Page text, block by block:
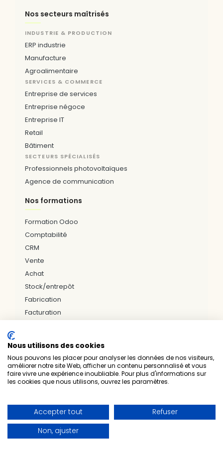
Nos secteurs maîtrisés
INDUSTRIE & PRODUCTION
ERP industrie
Manufacture
Agroalimentaire
SERVICES & COMMERCE
Entreprise de services
Entreprise négoce
Entreprise IT
Retail
Bâtiment
SECTEURS SPÉCIALISÉS
Professionnels photovoltaïques
Agence de communication
Nos formations
Formation Odoo
Comptabilité
CRM
Vente
Achat
Stock/entrepôt
Fabrication
Facturation
Nos bureaux & zones d'interventions
PARIS
NÎMES NANTES RENNES
BREST
SAINT-BRIEUC
LUXEMBOURG
Prelium — Experts techniques & métiers • Intégrateur
officiel Odoo • 1er partenaire Gold en France
Nous utilisons des cookies
Nous pouvons les placer pour analyser les données de nos visiteurs,
améliorer notre site Web, afficher un contenu personnalisé et vous
faire vivre une expérience inoubliable. Pour plus d'informations sur
les cookies que nous utilisons, ouvrez les paramètres.
Accepter tout
Refuser
Non, ajuster